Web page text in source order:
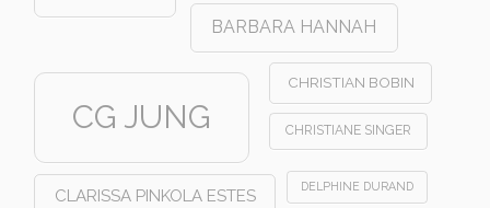
BARBARA HANNAH
CG JUNG
CHRISTIAN BOBIN
CHRISTIANE SINGER
CLARISSA PINKOLA ESTES DELPHINE DURAND